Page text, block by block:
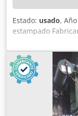
Estado: usado,
estampado
BSTA 110
Fuerza de la
100–850 carreras/
43, 51, 58, 64, 70,
máximo de
máximo de paso
la banda por